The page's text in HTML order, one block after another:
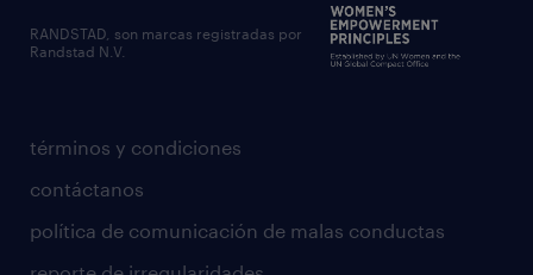
términos y condiciones
contáctanos
política de comunicación de malas conductas
RANDSTAD, son marcas registradas por
Randstad N.V.